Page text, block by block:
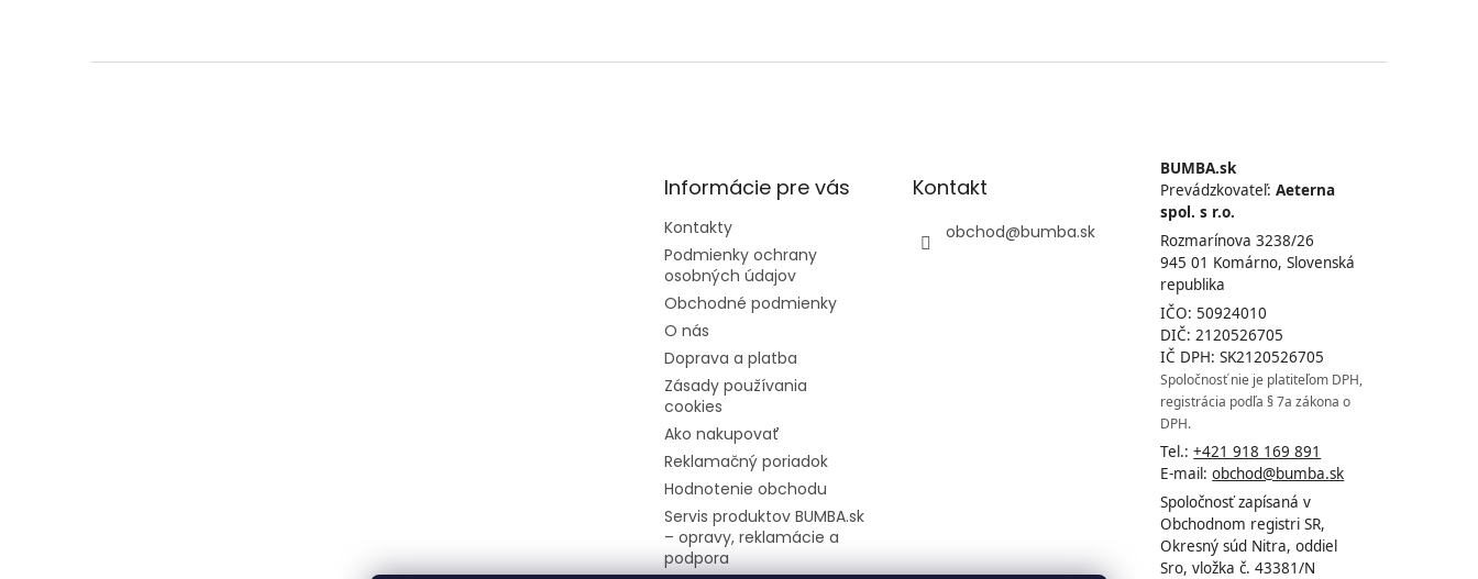
Informácie pre vás
Kontakty
Podmienky ochrany
osobných údajov
Obchodné podmienky
O nás
Doprava a platba
Zásady používania
cookies
Ako nakupovať
Reklamačný poriadok
Hodnotenie obchodu
Servis produktov BUMBA.sk
– opravy, reklamácie a
podpora
Kontakt
obchod@bumba.sk
BUMBA.sk
Prevádzkovateľ:Aeterna
spol. s r.o.
Rozmarínova 3238/26
945 01 Komárno, Slovenská
republika
IČO: 50924010
DIČ: 2120526705
IČ DPH: SK2120526705
Spoločnosť nie je platiteľom DPH,
registrácia podľa § 7a zákona o
DPH.
Tel.:+421 918 169 891
E-mail:obchod@bumba.sk
Spoločnosť zapísaná v
Obchodnom registri SR,
Okresný súd Nitra, oddiel
Sro, vložka č. 43381/N